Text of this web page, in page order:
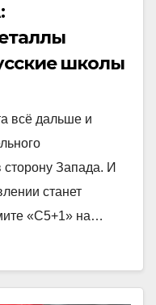
школы
всё дальше и
сторону Запада. И
станет
«С5+1» на…